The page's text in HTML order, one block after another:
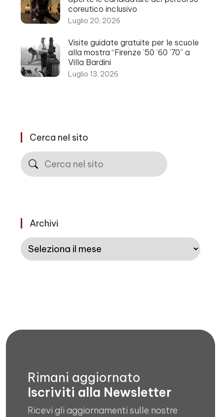
coreutico inclusivo
Luglio 20, 2026
Visite guidate gratuite per le scuole
alla mostra “Firenze ’50 ’60 ’70” a
Villa Bardini
Luglio 13, 2026
Cerca nel sito
Cerca
Archivi
Archivi
Rimani aggiornato
Iscriviti alla Newsletter
Ricevi gli aggiornamenti sulle nostre